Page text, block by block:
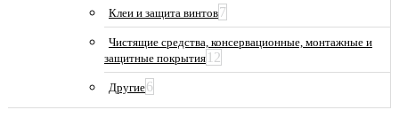
Клеи и защита винтов7
Чистящие средства, консервационные, монтажные и
защитные покрытия 12
Другие6